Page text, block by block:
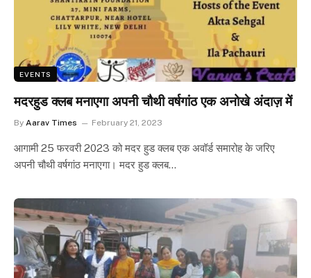
EVENTS
मदरहुड क्लब मनाएगा अपनी चौथी वर्षगांठ एक अनोखे अंदाज़ में
By Aarav Times February 21, 2023
आगामी 25 फरवरी 2023 को मदर हुड क्लब एक अवॉर्ड समारोह के जरिए
अपनी चौथी वर्षगांठ मनाएगा। मदर हुड क्लब…